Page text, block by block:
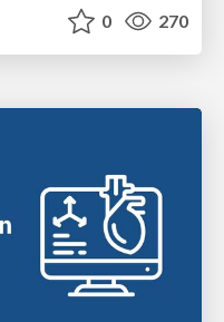
0 270